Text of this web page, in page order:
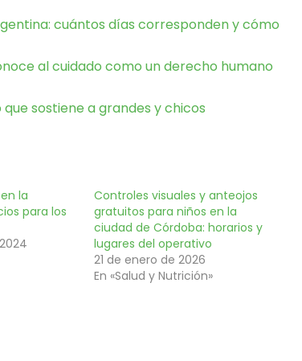
cuántos días corresponden y cómo
al cuidado como un derecho humano
sostiene a grandes y chicos
la
para los
Controles visuales y anteojos
gratuitos para niños en la
ciudad de Córdoba: horarios y
lugares del operativo
21 de enero de 2026
En «Salud y Nutrición»